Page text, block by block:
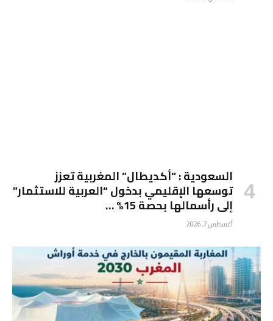
السعودية : “أكديطال” المغربية تعزز
توسعها الإقليمي بدخول “العربية للاستثمار”
إلى رأسمالها بحصة 15% …
أغسطس 7, 2026